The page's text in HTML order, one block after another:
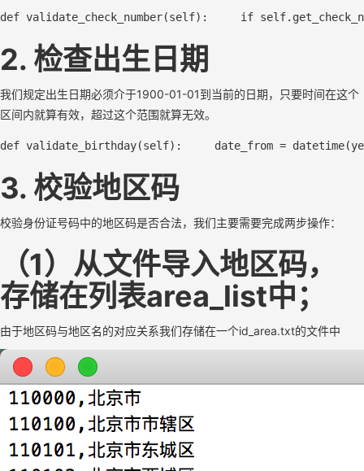
def validate_check_number(self) : if self
2. 检查出生日期
我们规定出生日期必须介于1900-01-01到当前的日期，只要时间在这个
区间内就算有效，超过这个范围就算无效。
def validate_birthday(self):     date_from =
3. 校验地区码
校验身份证号码中的地区码是否合法，我们主要需要完成两步操作：
（1）从文件导入地区码，
存储在列表area_list中；
由于地区码与地区名的对应关系我们存储在一个id_area.txt的文件中